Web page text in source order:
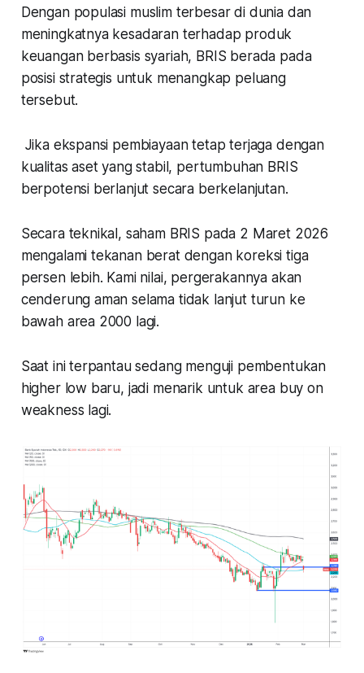
Dengan populasi muslim terbesar di dunia dan
meningkatnya kesadaran terhadap produk
keuangan berbasis syariah, BRIS berada pada
posisi strategis untuk menangkap peluang
tersebut.
Jika ekspansi pembiayaan tetap terjaga dengan
kualitas aset yang stabil, pertumbuhan BRIS
berpotensi berlanjut secara berkelanjutan.
Secara teknikal, saham BRIS pada 2 Maret 2026
mengalami tekanan berat dengan koreksi tiga
persen lebih. Kami nilai, pergerakannya akan
cenderung aman selama tidak lanjut turun ke
bawah area 2000 lagi.
Saat ini terpantau sedang menguji pembentukan
higher low baru, jadi menarik untuk area buy on
weakness lagi.